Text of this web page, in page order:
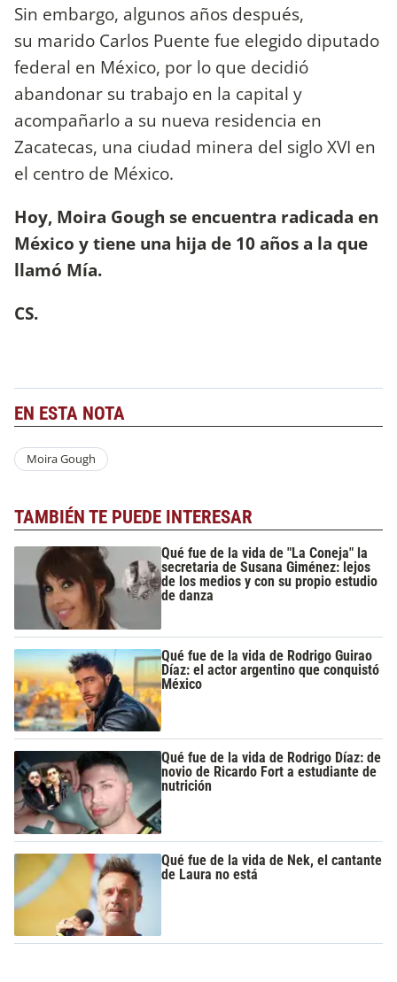
Sin embargo, algunos años después,
su marido Carlos Puente fue elegido diputado
federal en México, por lo que decidió
abandonar su trabajo en la capital y
acompañarlo a su nueva residencia en
Zacatecas, una ciudad minera del siglo XVI en
el centro de México.
Hoy, Moira Gough se encuentra radicada en
México y tiene una hija de 10 años a la que
llamó Mía.
CS.
EN ESTA NOTA
Moira Gough
TAMBIÉN TE PUEDE INTERESAR
Qué fue de la vida de "La Coneja" la
secretaria de Susana Giménez: lejos
de los medios y con su propio estudio
de danza
Qué fue de la vida de Rodrigo Guirao
Díaz: el actor argentino que conquistó
México
Qué fue de la vida de Rodrigo Díaz: de
novio de Ricardo Fort a estudiante de
nutrición
Qué fue de la vida de Nek, el cantante
de Laura no está